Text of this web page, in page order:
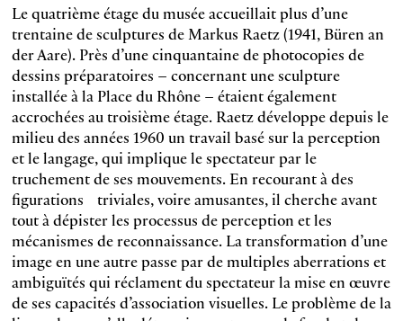
Le quatrième étage du musée accueillait plus d’une
trentaine de sculptures de Markus Raetz (1941, Büren an
der Aare). Près d’une cinquantaine de photocopies de
dessins préparatoires – concernant une sculpture
installée à la Place du Rhône – étaient également
accrochées au troisième étage. Raetz développe depuis le
milieu des années 1960 un travail basé sur la perception
et le langage, qui implique le spectateur par le
truchement de ses mouvements. En recourant à des
figurations triviales, voire amusantes, il cherche avant
tout à dépister les processus de perception et les
mécanismes de reconnaissance. La transformation d’une
image en une autre passe par de multiples aberrations et
ambiguïtés qui réclament du spectateur la mise en œuvre
de ses capacités d’association visuelles. Le problème de la